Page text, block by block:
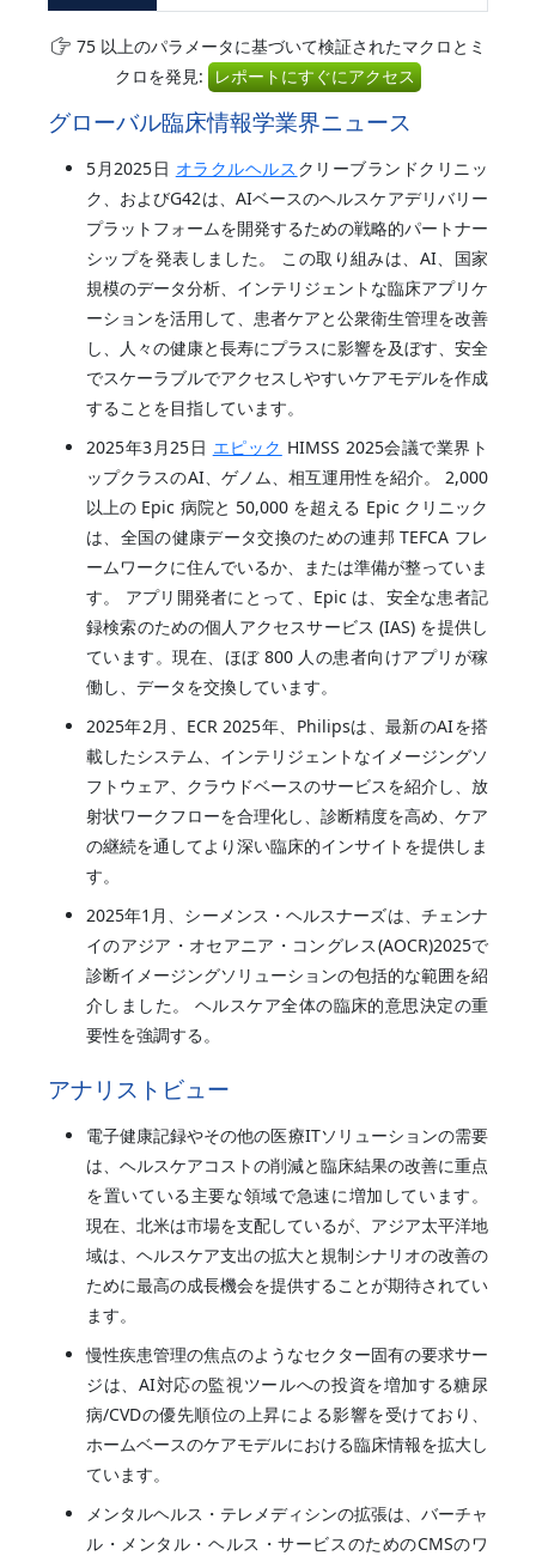
75 以上のパラメータに基づいて検証されたマクロとミ
クロを発見: レポートにすぐにアクセス
グローバル臨床情報学業界ニュース
5月2025日 オラクルヘルス クリーブランドクリニッ
ク、およびG42は、AIベースのヘルスケアデリバリー
プラットフォームを開発するための戦略的パートナー
シップを発表しました。 この取り組みは、AI、国家
規模のデータ分析、インテリジェントな臨床アプリケ
ーションを活用して、患者ケアと公衆衛生管理を改善
し、人々の健康と長寿にプラスに影響を及ぼす、安全
でスケーラブルでアクセスしやすいケアモデルを作成
することを目指しています。
2025年3月25日 エピック HIMSS 2025会議で業界ト
ップクラスのAI、ゲノム、相互運用性を紹介。 2,000
以上の Epic 病院と 50,000 を超える Epic クリニック
は、全国の健康データ交換のための連邦 TEFCA フレ
ームワークに住んでいるか、または準備が整っていま
す。 アプリ開発者にとって、Epic は、安全な患者記
録検索のための個人アクセスサービス (IAS) を提供し
ています。現在、ほぼ 800 人の患者向けアプリが稼
働し、データを交換しています。
2025年2月、ECR 2025年、Philipsは、最新のAIを搭
載したシステム、インテリジェントなイメージングソ
フトウェア、クラウドベースのサービスを紹介し、放
射状ワークフローを合理化し、診断精度を高め、ケア
の継続を通してより深い臨床的インサイトを提供しま
す。
2025年1月、シーメンス・ヘルスナーズは、チェンナ
イのアジア・オセアニア・コングレス(AOCR)2025で
診断イメージングソリューションの包括的な範囲を紹
介しました。 ヘルスケア全体の臨床的意思決定の重
要性を強調する。
アナリストビュー
電子健康記録やその他の医療ITソリューションの需要
は、ヘルスケアコストの削減と臨床結果の改善に重点
を置いている主要な領域で急速に増加しています。
現在、北米は市場を支配しているが、アジア太平洋地
域は、ヘルスケア支出の拡大と規制シナリオの改善の
ために最高の成長機会を提供することが期待されてい
ます。
慢性疾患管理の焦点のようなセクター固有の要求サー
ジは、AI対応の監視ツールへの投資を増加する糖尿
病/CVDの優先順位の上昇による影響を受けており、
ホームベースのケアモデルにおける臨床情報を拡大し
ています。
メンタルヘルス・テレメディシンの拡張は、バーチャ
ル・メンタル・ヘルス・サービスのためのCMSのワ